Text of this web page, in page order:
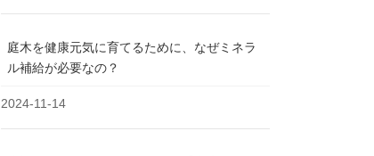
庭木を健康元気に育てるために、なぜミネラ
ル補給が必要なの？
2024-11-14